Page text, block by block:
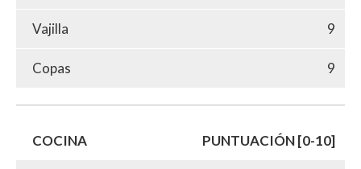
Vajilla 9
Copas 9
COCINA PUNTUACIÓN [0-10]